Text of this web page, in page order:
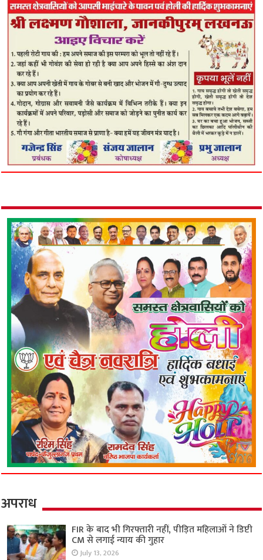
अपराध
FIR के बाद भी गिरफ्तारी नहीं, पीड़ित महिलाओं ने डिप्टी
CM से लगाई न्याय की गुहार
July 13, 2026